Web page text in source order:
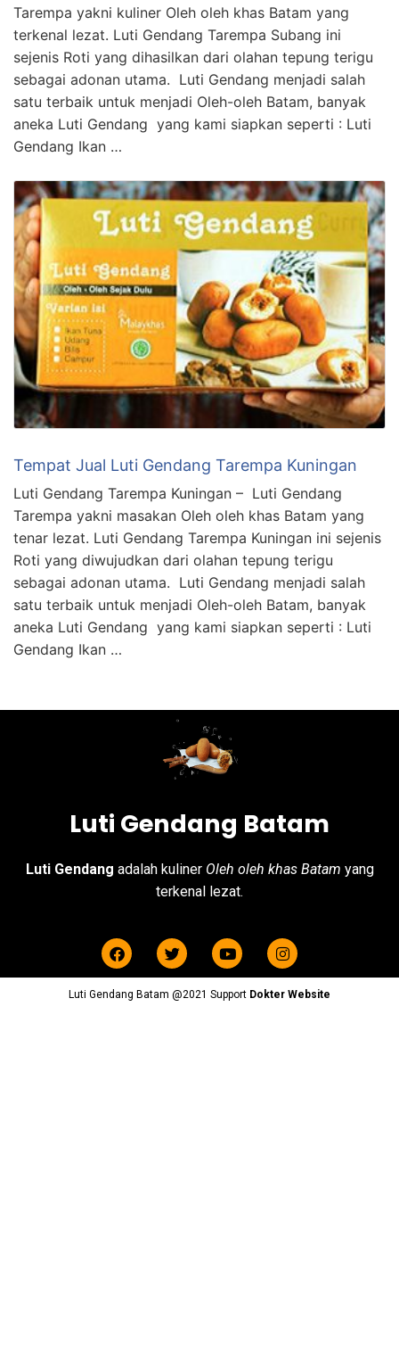
Tarempa yakni kuliner Oleh oleh khas Batam yang
terkenal lezat. Luti Gendang Tarempa Subang ini
sejenis Roti yang dihasilkan dari olahan tepung terigu
sebagai adonan utama. Luti Gendang menjadi salah
satu terbaik untuk menjadi Oleh-oleh Batam, banyak
aneka Luti Gendang yang kami siapkan seperti : Luti
Gendang Ikan …
Tempat Jual Luti Gendang Tarempa Kuningan
Luti Gendang Tarempa Kuningan – Luti Gendang
Tarempa yakni masakan Oleh oleh khas Batam yang
tenar lezat. Luti Gendang Tarempa Kuningan ini sejenis
Roti yang diwujudkan dari olahan tepung terigu
sebagai adonan utama. Luti Gendang menjadi salah
satu terbaik untuk menjadi Oleh-oleh Batam, banyak
aneka Luti Gendang yang kami siapkan seperti : Luti
Gendang Ikan …
Luti Gendang Batam
Luti Gendang adalah kuliner Oleh oleh khas Batam yang
terkenal lezat.
Luti Gendang Batam @2021 Support Dokter Website